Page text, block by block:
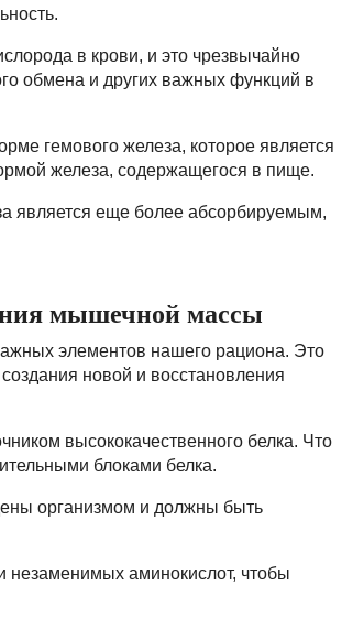
в крови, и это чрезвычайно
обмена и других важных функций в
гемового железа, которое является
железа, содержащегося в пище.
является еще более абсорбируемым,
мышечной массы
элементов нашего рациона. Это
новой и восстановления
высококачественного белка. Что
блоками белка.
организмом и должны быть
незаменимых аминокислот, чтобы